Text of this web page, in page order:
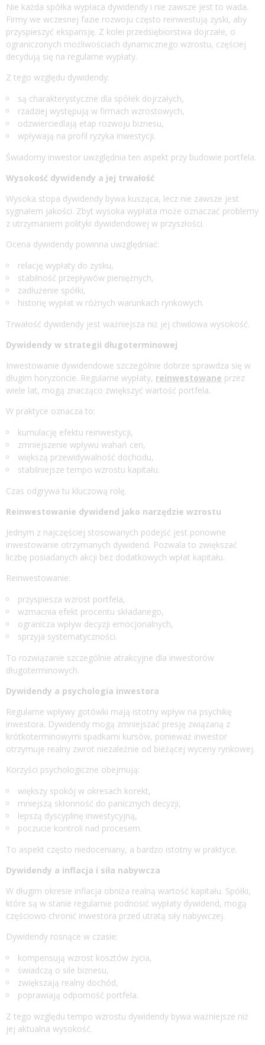
Nie każda spółka wypłaca dywidendy i nie zawsze jest to wada.
Firmy we wczesnej fazie rozwoju często reinwestują zyski, aby
przyspieszyć ekspansję. Z kolei przedsiębiorstwa dojrzałe, o
ograniczonych możliwościach dynamicznego wzrostu, częściej
decydują się na regularne wypłaty.
Z tego względu dywidendy:
są charakterystyczne dla spółek dojrzałych,
rzadziej występują w firmach wzrostowych,
odzwierciedlają etap rozwoju biznesu,
wpływają na profil ryzyka inwestycji.
Świadomy inwestor uwzględnia ten aspekt przy budowie portfela.
Wysokość dywidendy a jej trwałość
Wysoka stopa dywidendy bywa kusząca, lecz nie zawsze jest
sygnałem jakości. Zbyt wysoka wypłata może oznaczać problemy
z utrzymaniem polityki dywidendowej w przyszłości.
Ocena dywidendy powinna uwzględniać:
relację wypłaty do zysku,
stabilność przepływów pieniężnych,
zadłużenie spółki,
historię wypłat w różnych warunkach rynkowych.
Trwałość dywidendy jest ważniejsza niż jej chwilowa wysokość.
Dywidendy w strategii długoterminowej
Inwestowanie dywidendowe szczególnie dobrze sprawdza się w
długim horyzoncie. Regularne wypłaty, reinwestowane przez
wiele lat, mogą znacząco zwiększyć wartość portfela.
W praktyce oznacza to:
kumulację efektu reinwestycji,
zmniejszenie wpływu wahań cen,
większą przewidywalność dochodu,
stabilniejsze tempo wzrostu kapitału.
Czas odgrywa tu kluczową rolę.
Reinwestowanie dywidend jako narzędzie wzrostu
Jednym z najczęściej stosowanych podejść jest ponowne
inwestowanie otrzymanych dywidend. Pozwala to zwiększać
liczbę posiadanych akcji bez dodatkowych wpłat kapitału.
Reinwestowanie:
przyspiesza wzrost portfela,
wzmacnia efekt procentu składanego,
ogranicza wpływ decyzji emocjonalnych,
sprzyja systematyczności.
To rozwiązanie szczególnie atrakcyjne dla inwestorów
długoterminowych.
Dywidendy a psychologia inwestora
Regularne wpływy gotówki mają istotny wpływ na psychikę
inwestora. Dywidendy mogą zmniejszać presję związaną z
krótkoterminowymi spadkami kursów, ponieważ inwestor
otrzymuje realny zwrot niezależnie od bieżącej wyceny rynkowej.
Korzyści psychologiczne obejmują:
większy spokój w okresach korekt,
mniejszą skłonność do panicznych decyzji,
lepszą dyscyplinę inwestycyjną,
poczucie kontroli nad procesem.
To aspekt często niedoceniany, a bardzo istotny w praktyce.
Dywidendy a inflacja i siła nabywcza
W długim okresie inflacja obniża realną wartość kapitału. Spółki,
które są w stanie regularnie podnosić wypłaty dywidend, mogą
częściowo chronić inwestora przed utratą siły nabywczej.
Dywidendy rosnące w czasie:
kompensują wzrost kosztów życia,
świadczą o sile biznesu,
zwiększają realny dochód,
poprawiają odporność portfela.
Z tego względu tempo wzrostu dywidendy bywa ważniejsze niż
jej aktualna wysokość.